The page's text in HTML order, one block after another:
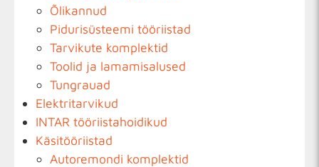
Õlikannud
Pidurisüsteemi tööriistad
Tarvikute komplektid
Toolid ja lamamisalused
Tungrauad
Elektritarvikud
INTAR tööriistahoidikud
Käsitööriistad
Autoremondi komplektid